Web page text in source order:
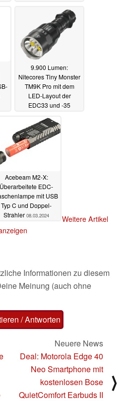
9.900 Lumen:
Nitecores Tiny Monster
TM9K Pro mit dem
LED-Layout der
EDC33 und -35
Acebeam M2-X:
Überarbeitete EDC-
mit USB
Typ C und Doppel-
Strahler 08.03.2024
Weitere Artikel
Informationen zu diesem
Meinung (auch ohne
/ Antworten
Neuere News
Deal: Motorola Edge 40
Neo Smartphone mit
kostenlosen Bose
QuietComfort Earbuds II
⟩